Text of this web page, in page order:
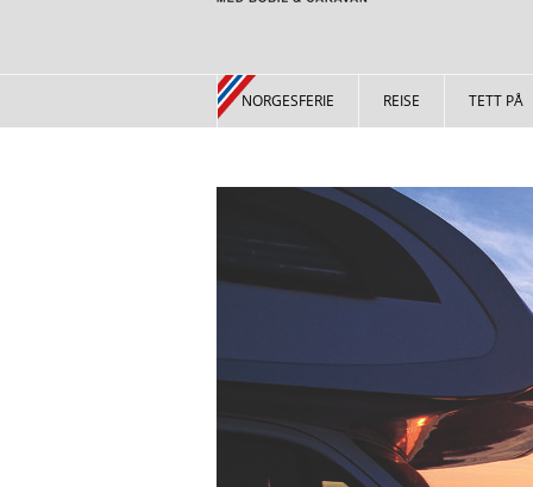
NORGESFERIE REISE TETT PÅ